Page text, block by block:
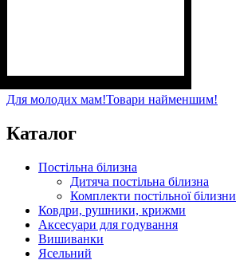
Для молодих мам!Товари найменшим!
Каталог
Постільна білизна
Дитяча постільна білизна
Комплекти постільної білизни
Ковдри, рушники, крижми
Аксесуари для годування
Вишиванки
Ясельний